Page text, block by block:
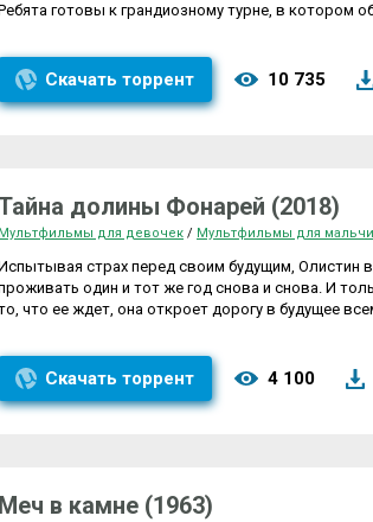
готовы к грандиозному турне, в котором
Скачать торрент 10 735
долины Фонарей (2018)
Мультфильмы для девочек / Мультфильмы для
страх перед своим будущим, Олистин
один и тот же год снова и снова. И
что ее ждет, она откроет дорогу в будущее
Скачать торрент 4 100
Меч в камне (1963)